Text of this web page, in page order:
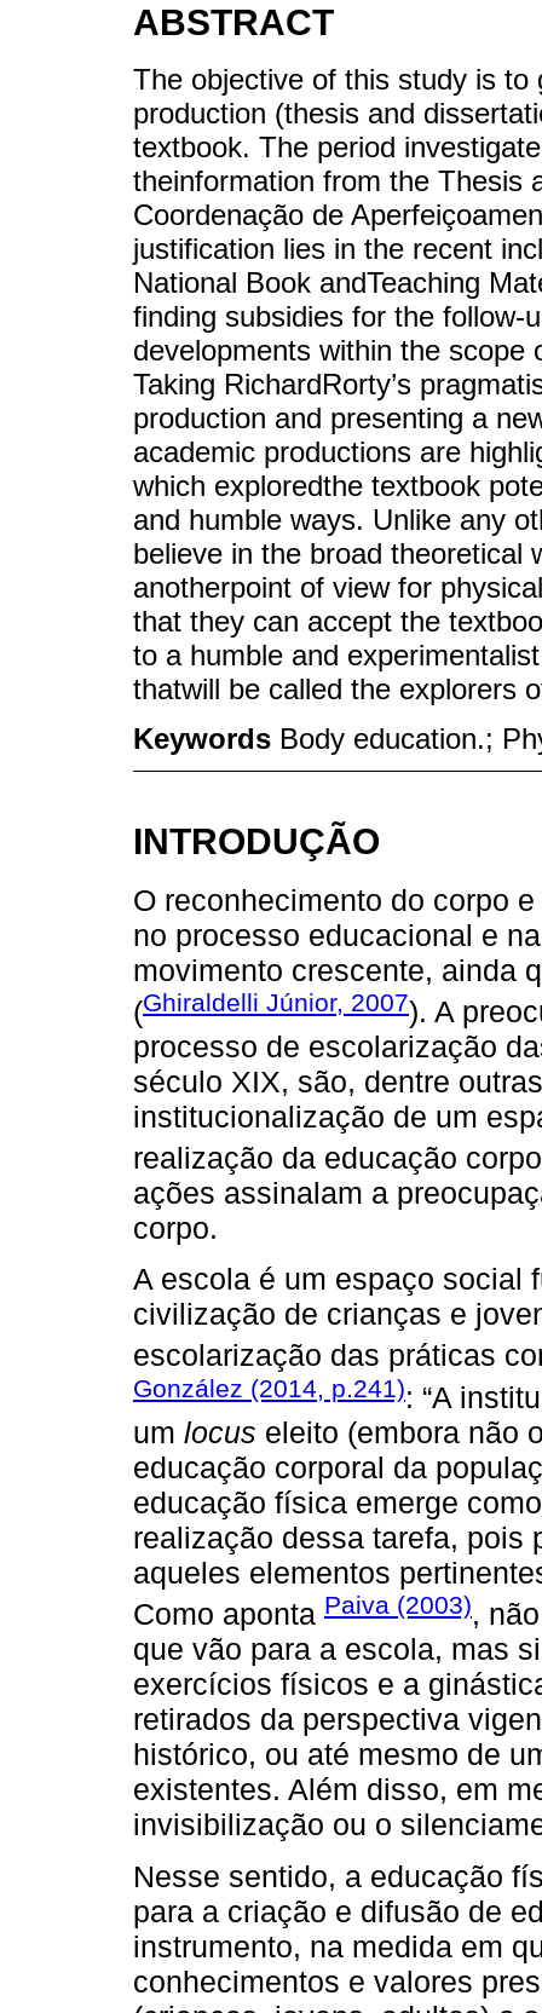
ABSTRACT
The objective of this study is
production (thesis and
textbook. The period
theinformation from the Thesis
Coordenação de
justification lies in the recent
National Book andTeaching
finding subsidies for the follow-
developments within the scope
Taking RichardRorty’s
production and presenting a
academic productions are
which exploredthe textbook
and humble ways. Unlike any
believe in the broad theoretical
anotherpoint of view for
that they can accept the
to a humble and
thatwill be called the explorers
Keywords Body education.;
INTRODUÇÃO
O reconhecimento do corpo
no processo educacional e
movimento crescente, ainda
(Ghiraldelli Júnior, 2007). A
processo de escolarização
século XIX, são, dentre
institucionalização de um
realização da educação
ações assinalam a
corpo.
A escola é um espaço social
civilização de crianças e
escolarização das práticas
González (2014, p.241): “A
um locus eleito (embora não
educação corporal da
educação física emerge
realização dessa tarefa, pois
aqueles elementos
Como aponta Paiva (2003),
que vão para a escola, mas
exercícios físicos e a
retirados da perspectiva
histórico, ou até mesmo de
existentes. Além disso, em
invisibilização ou o
Nesse sentido, a educação
para a criação e difusão de
instrumento, na medida em
conhecimentos e valores